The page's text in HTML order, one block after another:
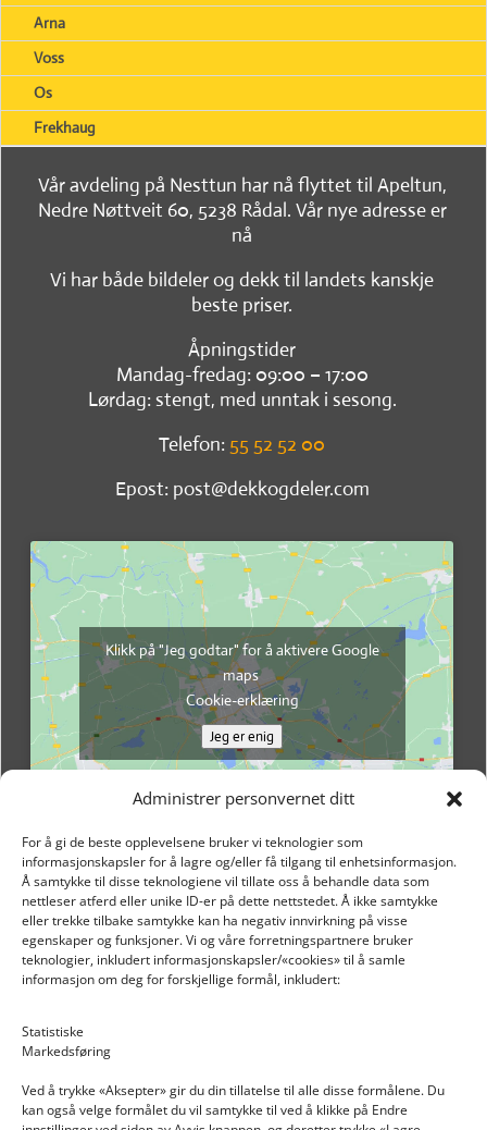
Administrer personvernet ditt
For å gi de beste opplevelsene bruker vi teknologier som
informasjonskapsler for å lagre og/eller få tilgang til enhetsinformasjon.
Å samtykke til disse teknologiene vil tillate oss å behandle data som
nettleser atferd eller unike ID-er på dette nettstedet. Å ikke samtykke
eller trekke tilbake samtykke kan ha negativ innvirkning på visse
egenskaper og funksjoner. Vi og våre forretningspartnere bruker
teknologier, inkludert informasjonskapsler/«cookies» til å samle
informasjon om deg for forskjellige formål, inkludert:
Statistiske
Markedsføring
Ved å trykke «Aksepter» gir du din tillatelse til alle disse formålene. Du
kan også velge formålet du vil samtykke til ved å klikke på Endre
Arna
Voss
Os
Frekhaug
Vår avdeling på Nesttun har nå flyttet til Apeltun,
Nedre Nøttveit 60, 5238 Rådal. Vår nye adresse er
nå
Vi har både bildeler og dekk til landets kanskje
beste priser.
Åpningstider
Mandag-fredag: 09:00 – 17:00
Lørdag: stengt, med unntak i sesong.
Telefon: 55 52 52 00
Epost: post@dekkogdeler.com
Klikk på "Jeg godtar" for å aktivere Google
maps
Cookie-erklæring
Jeg er enig